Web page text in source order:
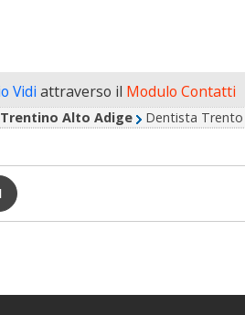
Vidi attraverso il Modulo Contatti
Trentino Alto Adige Dentista Trento